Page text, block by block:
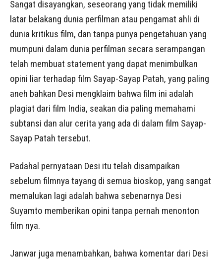
Sangat disayangkan, seseorang yang tidak memiliki
latar belakang dunia perfilman atau pengamat ahli di
dunia kritikus film, dan tanpa punya pengetahuan yang
mumpuni dalam dunia perfilman secara serampangan
telah membuat statement yang dapat menimbulkan
opini liar terhadap film Sayap-Sayap Patah, yang paling
aneh bahkan Desi mengklaim bahwa film ini adalah
plagiat dari film India, seakan dia paling memahami
subtansi dan alur cerita yang ada di dalam film Sayap-
Sayap Patah tersebut.
Padahal pernyataan Desi itu telah disampaikan
sebelum filmnya tayang di semua bioskop, yang sangat
memalukan lagi adalah bahwa sebenarnya Desi
Suyamto memberikan opini tanpa pernah menonton
film nya.
Janwar juga menambahkan, bahwa komentar dari Desi